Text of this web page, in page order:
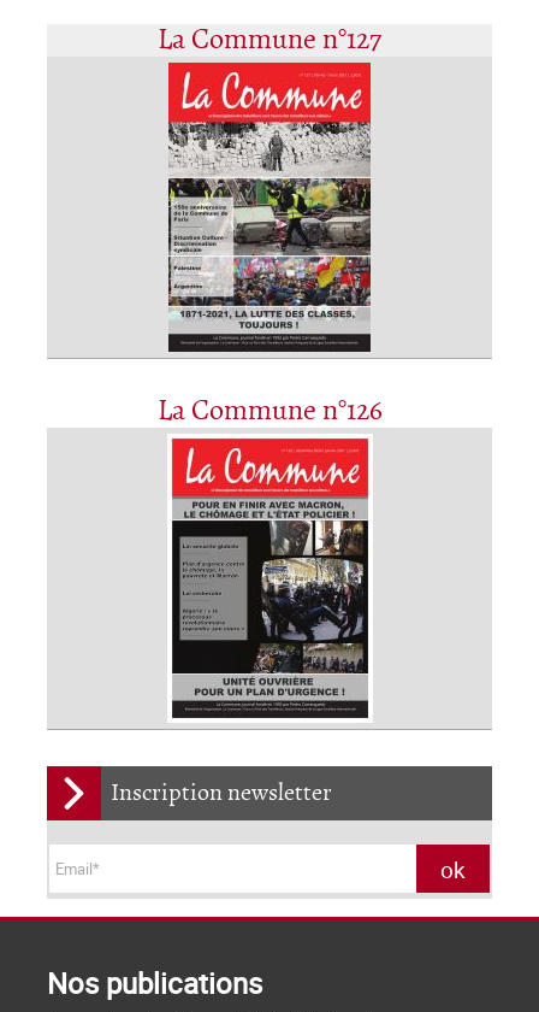
La Commune n°127
La Commune n°126
Inscription newsletter
Nos publications